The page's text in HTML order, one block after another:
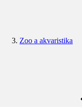
Zoo a akvaristika